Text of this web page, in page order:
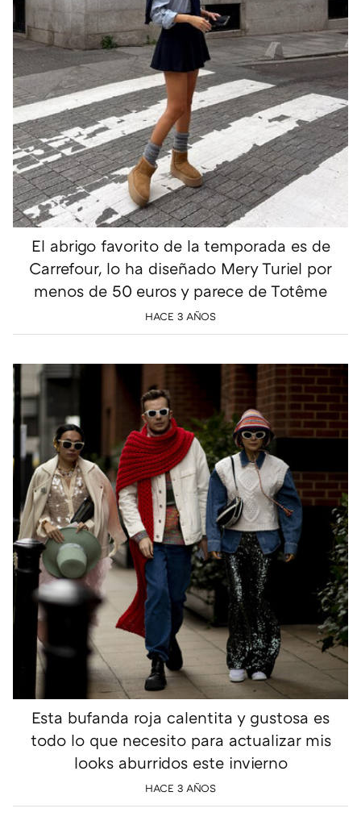
El abrigo favorito de la temporada es de
Carrefour, lo ha diseñado Mery Turiel por
menos de 50 euros y parece de Totême
HACE 3 AÑOS
Esta bufanda roja calentita y gustosa es
todo lo que necesito para actualizar mis
looks aburridos este invierno
HACE 3 AÑOS